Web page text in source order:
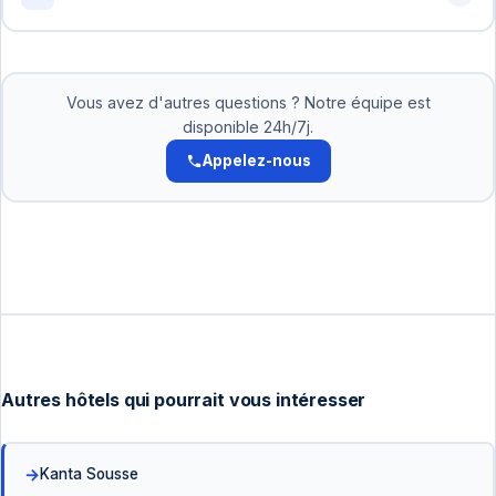
acceptons le paiement en 2-3 versements. Pas
d'intérêts. Organisez cela avec notre équipe.
Vous avez d'autres questions ? Notre équipe est
disponible 24h/7j.
Appelez-nous
Autres hôtels qui pourrait vous intéresser
Kanta Sousse